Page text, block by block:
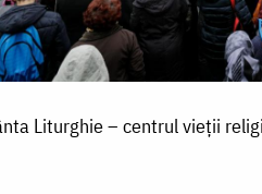
Liturghie – centrul vieții